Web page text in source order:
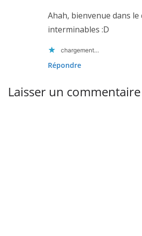
Ahah, bienvenue dans le
interminables :D
chargement…
Répondre
Laisser un commentaire